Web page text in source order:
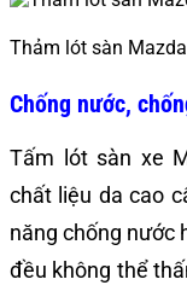
Thảm lót sàn
Chống nước,
Tấm lót sàn xe
chất liệu da cao
năng chống nước
đều không thể